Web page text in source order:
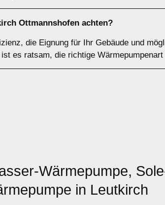
Ottmannshofen achten?
die Eignung für Ihr Gebäude und
es ratsam, die richtige Wärmepumpenart
Wärmepumpe,
in Leutkirch